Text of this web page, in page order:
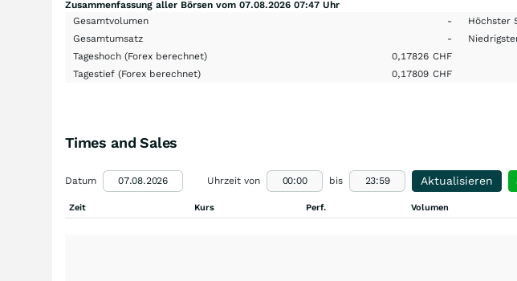
Zusammenfassung aller Börsen vom 07.08.2026 07:47 Uhr
Gesamtvolumen
- Höchster
Gesamtumsatz
-
Tageshoch (Forex berechnet) 0,17826 CHF
Tagestief (Forex berechnet) 0,17809 CHF
Times and Sales
Datum Uhrzeit von bis Aktualisieren
Zeit Kurs Perf. Volumen